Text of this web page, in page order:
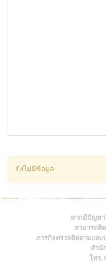
ยังไม่มีข้อมูล
หากมีปัญหา
สามารถติ
ภารกิจตรวจติดตามและ
สำนั
โทร.